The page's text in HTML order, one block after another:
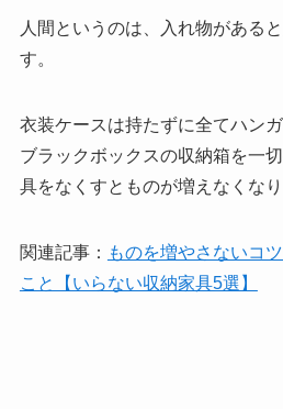
人間というのは、入れ物がある
す。
衣装ケースは持たずに全てハン
ブラックボックスの収納箱を一
具をなくすとものが増えなくなり
関連記事： ものを増やさないコ
こと【いらない収納家具5選】